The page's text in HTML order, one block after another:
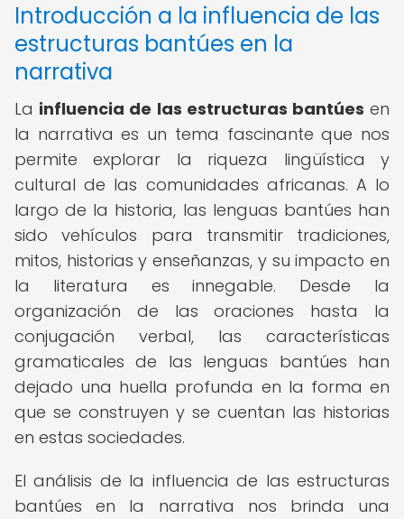
Introducción a la influencia de las
estructuras bantúes en la
narrativa
La influencia de las estructuras bantúes en
la narrativa es un tema fascinante que nos
permite explorar la riqueza lingüística y
cultural de las comunidades africanas. A lo
largo de la historia, las lenguas bantúes han
sido vehículos para transmitir tradiciones,
mitos, historias y enseñanzas, y su impacto en
la literatura es innegable. Desde la
organización de las oraciones hasta la
conjugación verbal, las características
gramaticales de las lenguas bantúes han
dejado una huella profunda en la forma en
que se construyen y se cuentan las historias
en estas sociedades.
El análisis de la influencia de las estructuras
bantúes en la narrativa nos brinda una